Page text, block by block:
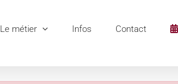
Le métier Infos Contact